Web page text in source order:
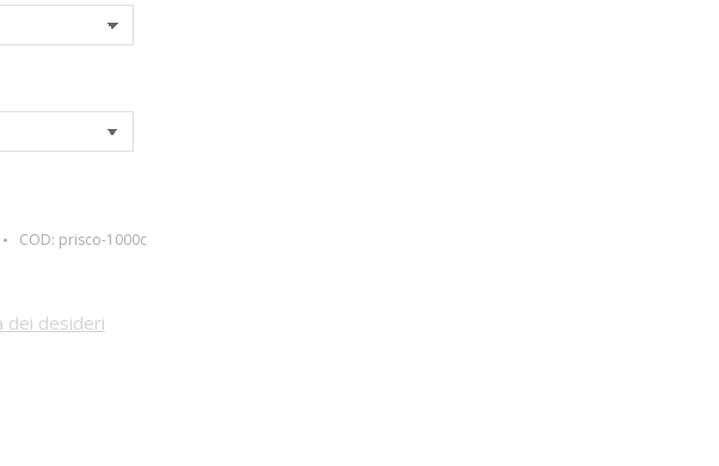
COD: prisco-1000c
dei desideri